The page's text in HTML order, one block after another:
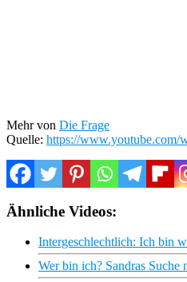
Mehr von Die Frage
Quelle: https://
Ähnliche Videos:
Intergeschlechtlich: Ich bin
Wer bin ich? Sandras